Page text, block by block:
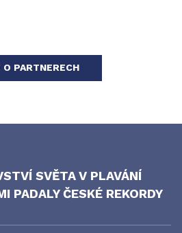
O PARTNERECH
SVĚTA V PLAVÁNÍ
PADALY ČESKÉ REKORDY